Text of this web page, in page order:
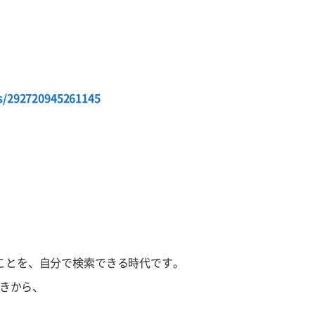
を、自分で検索できる時代です。
ら、